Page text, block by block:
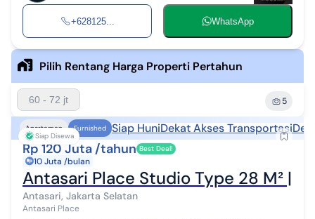
+628125... WhatsApp
Pilih Rentang Harga Properti Pertahun
60 - 72 jt 5
Siap Disewa
Apartemen Furnished Siap HuniDekat Akses Transportasi
Rp 120 Juta /tahun Best Deal!
10 Juta /bulan
Antasari Place Studio Type 28 M² |
Antasari, Jakarta Selatan
Antasari Place